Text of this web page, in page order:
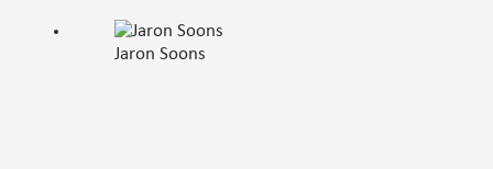
Jaron Soons